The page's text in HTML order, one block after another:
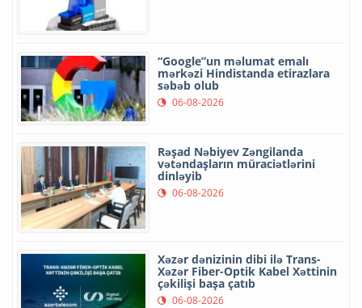
“Google”un məlumat emalı
mərkəzi Hindistanda etirazlara
səbəb olub
06-08-2026
Rəşad Nəbiyev Zəngilanda
vətəndaşların müraciətlərini
dinləyib
06-08-2026
Xəzər dənizinin dibi ilə Trans-
Xəzər Fiber-Optik Kabel Xəttinin
çəkilişi başa çatıb
06-08-2026